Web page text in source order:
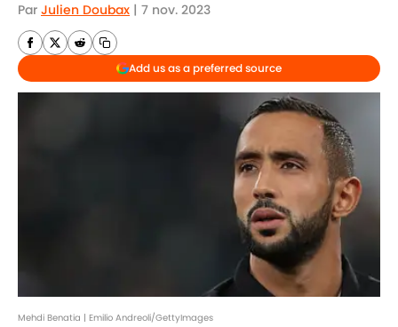
Par Julien Doubax | 7 nov. 2023
Add us as a preferred source
Mehdi Benatia | Emilio Andreoli/GettyImages